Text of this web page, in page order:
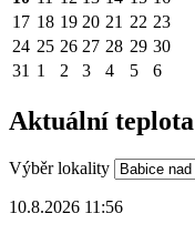
17 18 19 20 21 22 23
24 25 26 27 28 29 30
31 1 2 3 4 5 6
Aktuální teplota
Výběr lokality
10.8.2026 11:56